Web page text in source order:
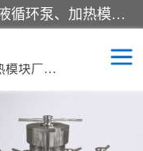
郑州杜甫仪器厂主营：低温冷却液循环泵、加热模块、水热合成反应釜、水油浴锅、旋转蒸发器、循环水真空泵等产品。郑州杜甫仪器厂在众多的教学仪器行业中依靠科技力量扬长避短、迅速发展，成为国家教委*生产教学仪器的厂家，产品具有国内良好水平，主导产品通过ISO9002质量认证。
低温冷却液循环泵厂家,加热模块厂家,水热合成反应釜厂家,水油浴锅厂家,旋转蒸发器厂家
合成反应釜厂家